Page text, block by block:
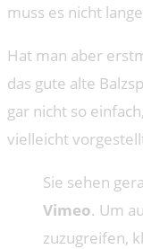
muss es nicht
Hat man aber
das gute alte
gar nicht so
vielleicht
Sie sehen
Vimeo. Um
zuzugreifen,